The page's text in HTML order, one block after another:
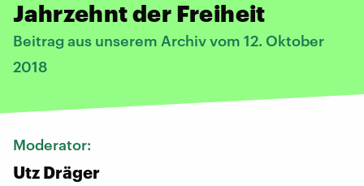
Jahrzehnt der Freiheit
Beitrag aus unserem Archiv vom 12. Oktober
2018
Moderator:
Utz Dräger